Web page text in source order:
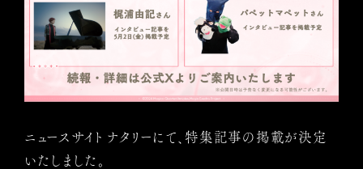
ニュースサイト ナタリーにて、特集記事の掲載が決定
いたしました。